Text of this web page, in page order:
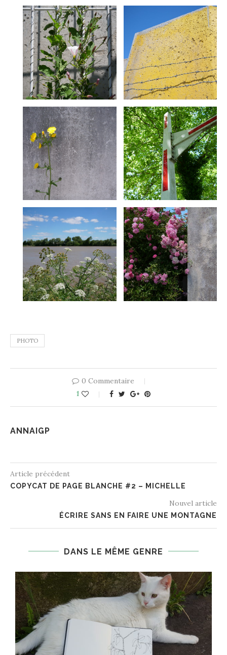
PHOTO
0 Commentaire
1
ANNAIGP
Article précédent
COPYCAT DE PAGE BLANCHE #2 – MICHELLE
Nouvel article
ÉCRIRE SANS EN FAIRE UNE MONTAGNE
DANS LE MÊME GENRE